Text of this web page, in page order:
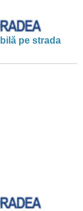
pe strada